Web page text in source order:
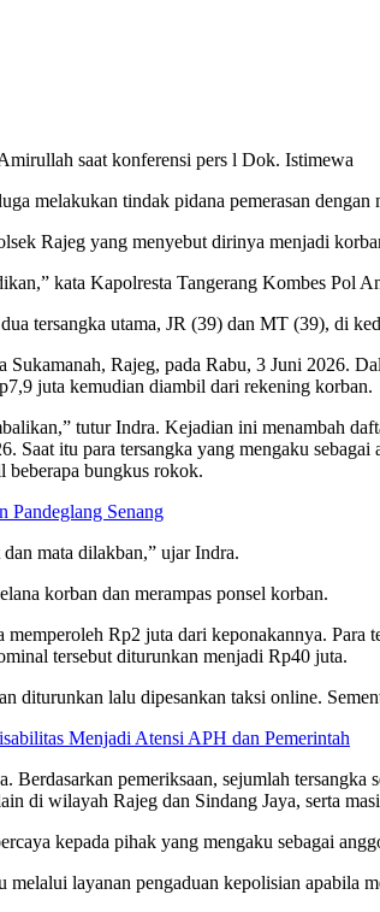
saat konferensi pers l Dok. Istimewa
melakukan tindak pidana pemerasan dengan
Rajeg yang menyebut dirinya menjadi
kata Kapolresta Tangerang Kombes Pol
tersangka utama, JR (39) dan MT (39), di
Rajeg, pada Rabu, 3 Juni 2026.
juta kemudian diambil dari rekening korban.
tutur Indra. Kejadian ini menambah
Saat itu para tersangka yang mengaku
beberapa bungkus rokok.
Pandeglang Senang
mata dilakban,” ujar Indra.
korban dan merampas ponsel korban.
Rp2 juta dari keponakannya.
tersebut diturunkan menjadi Rp40 juta.
diturunkan lalu dipesankan taksi online.
Menjadi Atensi APH dan Pemerintah
pemeriksaan, sejumlah
di wilayah Rajeg dan Sindang Jaya, serta
kepada pihak yang mengaku sebagai
layanan pengaduan kepolisian apabila